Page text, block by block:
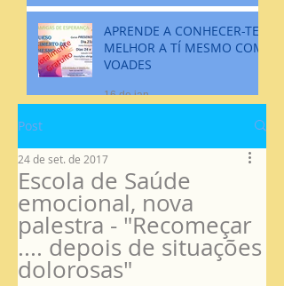
APRENDE A CONHECER-TE
MELHOR A TÍ MESMO COM
VOADES
16 de jan.
Post
Escola de Saúde
emocional, nova
palestra - "Recomeçar
.... depois de situações
dolorosas"
24 de set. de 2017